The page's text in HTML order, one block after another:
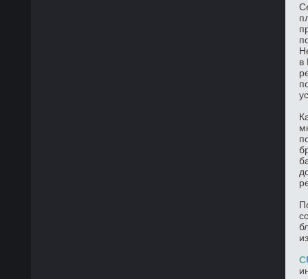
в
C